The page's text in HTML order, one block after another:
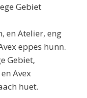
Gebiet
en Atelier, eng
eppes hunn.
Gebiet,
Avex
huet.